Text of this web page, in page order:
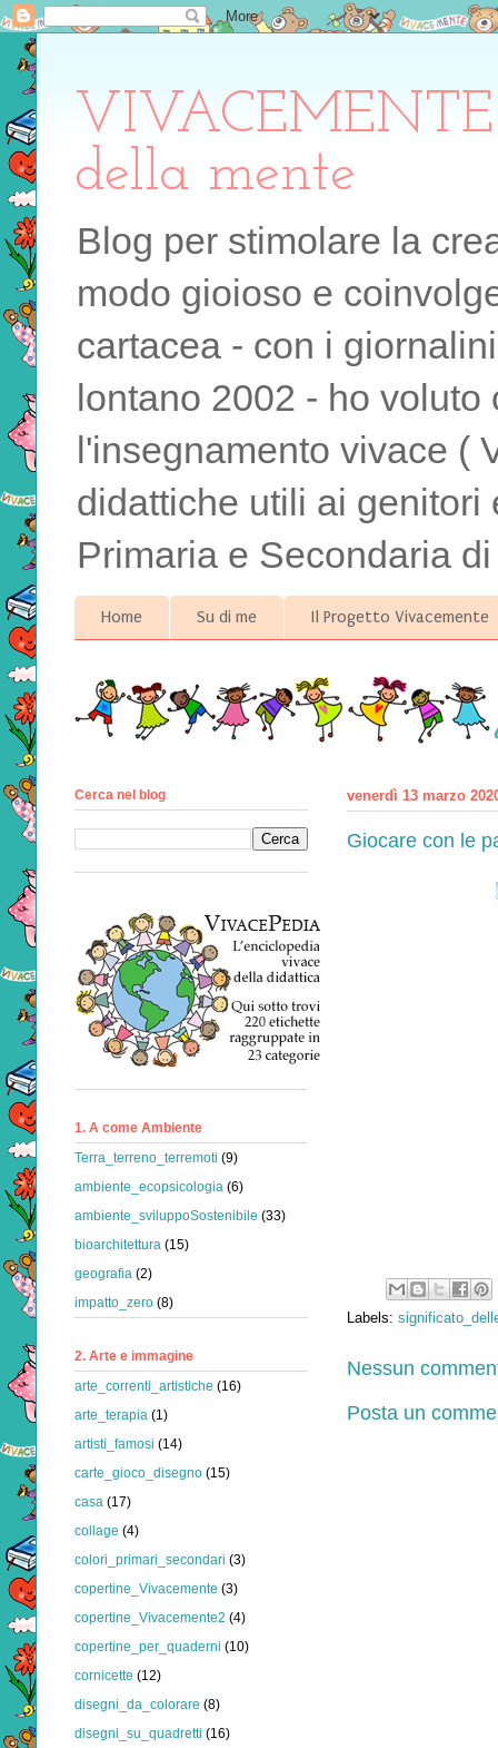
della mente
Blog per stimolare la
modo gioioso e
cartacea - con i
lontano 2002 - ho
l'insegnamento vivace (
didattiche utili ai
Primaria e Secondaria
Home Su di me Il Progetto Vivacemente
venerdì 13 marzo
Giocare con le
Labels:
Nessun
Posta un
Cerca nel blog
1. A come Ambiente
Terra_terreno_terremoti (9)
ambiente_ecopsicologia (6)
ambiente_sviluppoSostenibile (33)
bioarchitettura (15)
geografia (2)
impatto_zero (8)
2. Arte e immagine
arte_correnti_artistiche (16)
arte_terapia (1)
artisti_famosi (14)
carte_gioco_disegno (15)
casa (17)
collage (4)
colori_primari_secondari (3)
copertine_Vivacemente (3)
copertine_Vivacemente2 (4)
copertine_per_quaderni (10)
cornicette (12)
disegni_da_colorare (8)
disegni_su_quadretti (16)